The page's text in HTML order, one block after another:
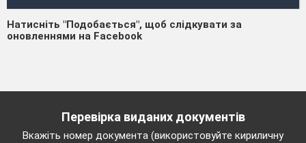
Натисніть "Подобається", щоб слідкувати за
оновленнями на Facebook
Перевірка виданих документів
Вкажіть номер документа (використовуйте кириличну